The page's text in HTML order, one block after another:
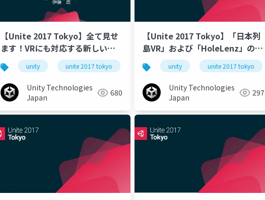
【Unite 2017 Tokyo】全て見せ
ます！VRにも対応する新しい
Video Player
unity unite 2017 tokyo
Unity Technologies
Japan
680
【Unite 2017 Tokyo】「日本列
島VR」および「HoleLenz」の開
発事例ご紹介
unity unite 2017 tokyo
Unity Technologies
Japan
297